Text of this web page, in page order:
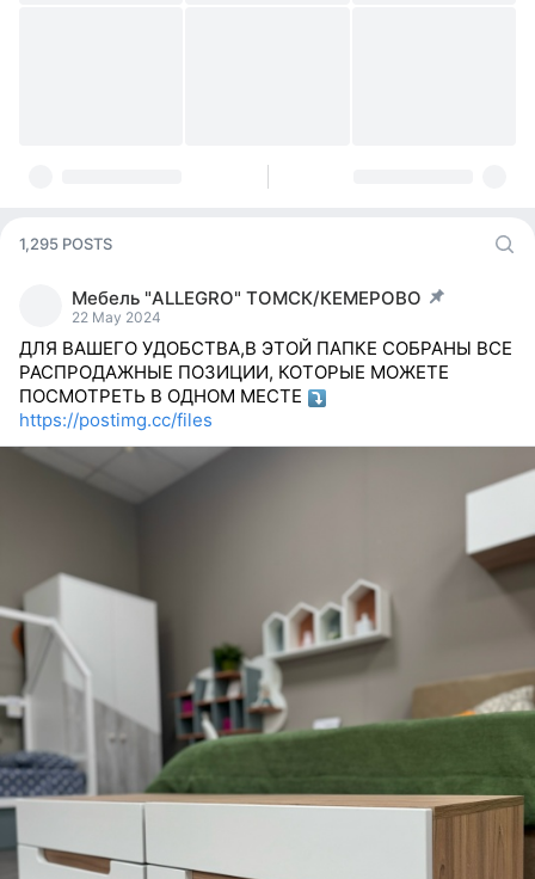
1,295 POSTS
Мебель "ALLEGRO" ТОМСК/КЕМЕРОВО
post pinned
22 May 2024
ДЛЯ ВАШЕГО УДОБСТВА,В ЭТОЙ ПАПКЕ СОБРАНЫ ВСЕ
РАСПРОДАЖНЫЕ ПОЗИЦИИ, КОТОРЫЕ МОЖЕТЕ
ПОСМОТРЕТЬ В ОДНОМ МЕСТЕ
https://postimg.cc/files